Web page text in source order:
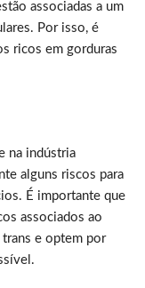
associadas a um
Por isso, é
ricos em gorduras
na indústria
alguns riscos para
É importante que
associados ao
e optem por